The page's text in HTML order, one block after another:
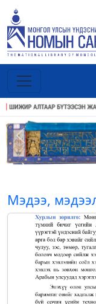
Previous
Мэдээ,